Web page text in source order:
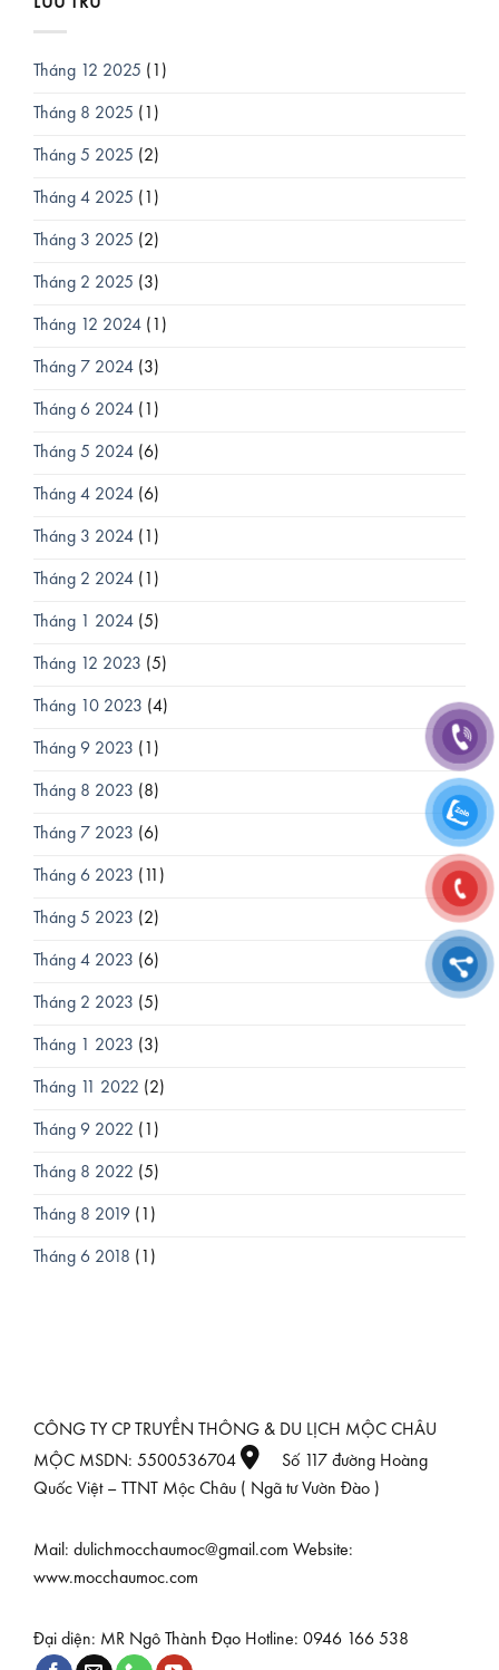
Tháng 12 2025 (1)
Tháng 8 2025 (1)
Tháng 5 2025 (2)
Tháng 4 2025 (1)
Tháng 3 2025 (2)
Tháng 2 2025 (3)
Tháng 12 2024 (1)
Tháng 7 2024 (3)
Tháng 6 2024 (1)
Tháng 5 2024 (6)
Tháng 4 2024 (6)
Tháng 3 2024 (1)
Tháng 2 2024 (1)
Tháng 1 2024 (5)
Tháng 12 2023 (5)
Tháng 10 2023 (4)
Tháng 9 2023 (1)
Tháng 8 2023 (8)
Tháng 7 2023 (6)
Tháng 6 2023 (11)
Tháng 5 2023 (2)
Tháng 4 2023 (6)
Tháng 2 2023 (5)
Tháng 1 2023 (3)
Tháng 11 2022 (2)
Tháng 9 2022 (1)
Tháng 8 2022 (5)
Tháng 8 2019 (1)
Tháng 6 2018 (1)
CÔNG TY CP TRUYỀN THÔNG & DU LỊCH MỘC CHÂU
MỘC MSDN: 5500536704
Số 117 đường Hoàng
Quốc Việt – TTNT Mộc Châu ( Ngã tư Vườn Đào )
Mail: dulichmocchaumoc@gmail.com Website:
www.mocchaumoc.com
Đại diện: MR Ngô Thành Đạo Hotline: 0946 166 538